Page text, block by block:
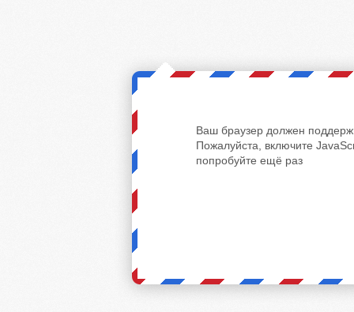
Ваш браузер должен
Пожалуйста, включите
попробуйте ещё раз